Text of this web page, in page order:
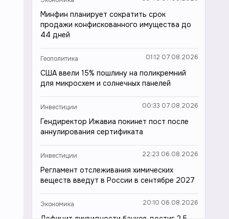
Минфин планирует сократить срок
продажи конфискованного имущества до
44 дней
Геополитика 01:12 07.08.2026
США ввели 15% пошлину на поликремний
для микросхем и солнечных панелей
Инвестиции 00:33 07.08.2026
Гендиректор Ижавиа покинет пост после
аннулирования сертификата
Инвестиции 22:23 06.08.2026
Регламент отслеживания химических
веществ введут в России в сентябре 2027
Экономика 20:10 06.08.2026